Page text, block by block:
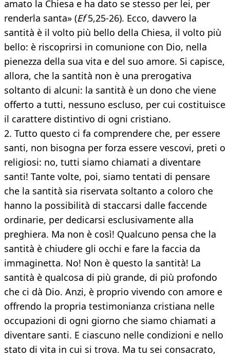
amato la Chiesa e ha dato se stesso per lei, per
renderla santa» (Ef5,25-26). Ecco, davvero la
santità è il volto più bello della Chiesa, il volto più
bello: è riscoprirsi in comunione con Dio, nella
pienezza della sua vita e del suo amore. Si capisce,
allora, che la santità non è una prerogativa
soltanto di alcuni: la santità è un dono che viene
offerto a tutti, nessuno escluso, per cui costituisce
il carattere distintivo di ogni cristiano.
2. Tutto questo ci fa comprendere che, per essere
santi, non bisogna per forza essere vescovi, preti o
religiosi: no, tutti siamo chiamati a diventare
santi! Tante volte, poi, siamo tentati di pensare
che la santità sia riservata soltanto a coloro che
hanno la possibilità di staccarsi dalle faccende
ordinarie, per dedicarsi esclusivamente alla
preghiera. Ma non è così! Qualcuno pensa che la
santità è chiudere gli occhi e fare la faccia da
immaginetta. No! Non è questo la santità! La
santità è qualcosa di più grande, di più profondo
che ci dà Dio. Anzi, è proprio vivendo con amore e
offrendo la propria testimonianza cristiana nelle
occupazioni di ogni giorno che siamo chiamati a
diventare santi. E ciascuno nelle condizioni e nello
stato di vita in cui si trova. Ma tu sei consacrato,